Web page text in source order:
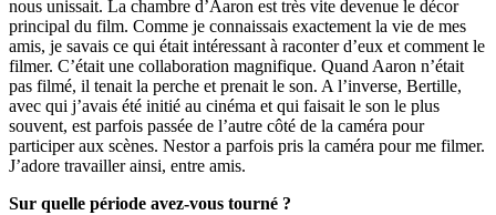
nous unissait. La chambre d’Aaron est très vite devenue le décor
principal du film. Comme je connaissais exactement la vie de mes
amis, je savais ce qui était intéressant à raconter d’eux et comment le
filmer. C’était une collaboration magnifique. Quand Aaron n’était
pas filmé, il tenait la perche et prenait le son. A l’inverse, Bertille,
avec qui j’avais été initié au cinéma et qui faisait le son le plus
souvent, est parfois passée de l’autre côté de la caméra pour
participer aux scènes. Nestor a parfois pris la caméra pour me filmer.
J’adore travailler ainsi, entre amis.
Sur quelle période avez-vous tourné ?